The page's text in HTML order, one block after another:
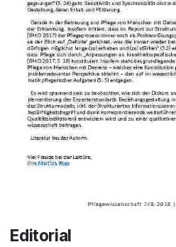
Editorial